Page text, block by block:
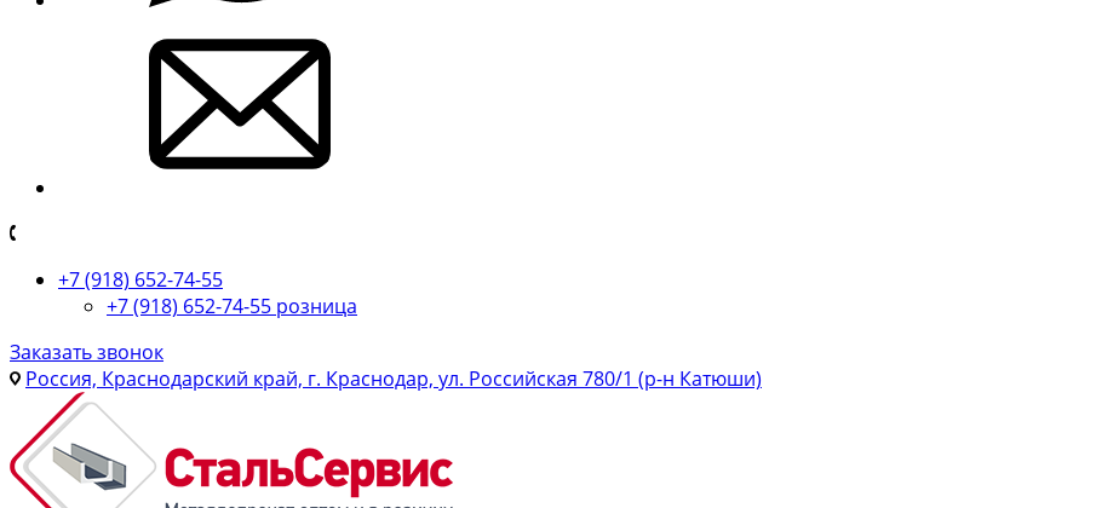
+7 (918) 652-74-55
+7 (918) 652-74-55 розница
Заказать звонок
Россия, Краснодарский край, г. Краснодар, ул. Российская 780/1 (р-н Катюши)